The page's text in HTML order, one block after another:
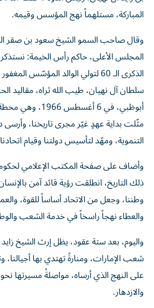
المباركة، مستلهماً نهج المؤسس وقيمه.
وقال صاحب السمو الشيخ سعود بن صقر
المجلس الأعلى، حاكم رأس الخيمة: نستذكر
الذكرى الـ 60 لتولي الوالد المؤسّس
سلطان آل نهيان، طيب الله ثراه، مقاليد
أبوظبي، في 6 أغسطس
مثّلت بداية عهدٍ غيّر مجرى تاريخنا، وأرسى
التنموية، ومهّد لتأسيس دولتنا وقيام
وأضاف على صفحة المكتب الإعلامي
ذلك التاريخ، انطلقت رؤية قائد آمن
وطننا، وجعل من الاتحاد أساساً للقوة،
والعطاء نهجاً راسخاً في خدمة الشعب
واليوم، بعد ستة عقود، يظل إرث الشيخ
شعب الإمارات، ومنارةً تهتدي بها أجيالنا،
على النهج الذي أرساه، مواصلةً مسيرتها
والازدهار.